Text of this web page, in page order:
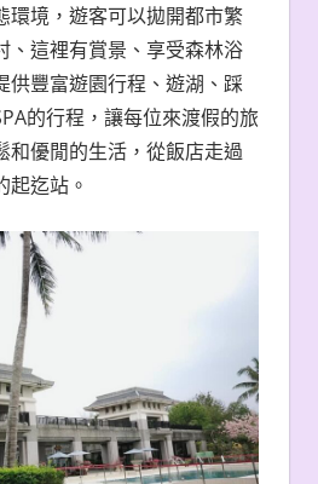
環境，遊客可以拋開都市繁
、這裡有賞景、享受森林浴
供豐富遊園行程、遊湖、踩
的行程，讓每位來渡假的旅
和優閒的生活，從飯店走過
起迄站。